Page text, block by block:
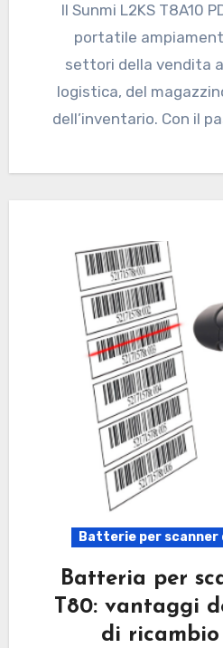
Il Sunmi L2KS T8A10 PDA è un terminale
portatile
settori della vendita
logistica, del
dell’inventario. Con il
Batterie per scanner
Batteria per
T80: vantaggi
di